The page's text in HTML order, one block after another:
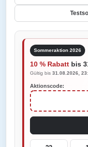
Sommeraktion 2026
10 % Rabatt bis
Gültig bis 31.08.2026,
Aktionscode: